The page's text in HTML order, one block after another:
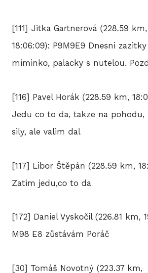
[111] Jitka Gartnerová (228.59 km,
18:06:09): P9M9E9 Dnesni
miminko, palacky s nutelou.
[116] Pavel Horák (228.59 km,
Jedu co to da, takze na pohodu,
sily, ale valim dal
[117] Libor Štěpán (228.59 km,
Zatim jedu,co to da
[172] Daniel Vyskočil (226.81 km,
M98 E8 zůstávám Poráč
[30] Tomáš Novotný (223.37 km,